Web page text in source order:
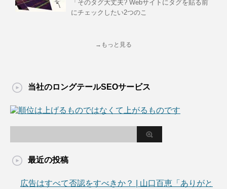
「そのタグ大丈夫? Webサイトにタグを貼る前
にチェックしたい2つのこ
→もっと見る
当社のロングテールSEOサービス
最近の投稿
広告はすべて否認をすべきか？ | 山口百恵「ありがと